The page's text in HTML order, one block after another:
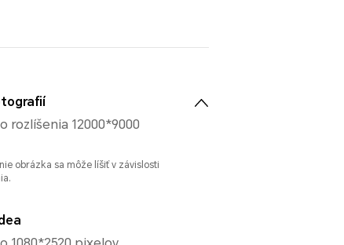
rozlíšenia 12000*9000
obrázka sa môže líšiť v závislosti